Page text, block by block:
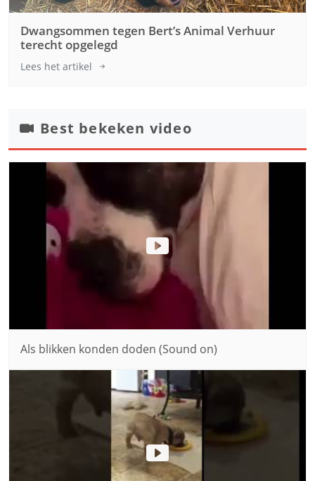
Dwangsommen tegen Bert’s Animal Verhuur
terecht opgelegd
Lees het artikel
Best bekeken video
Als blikken konden doden (Sound on)